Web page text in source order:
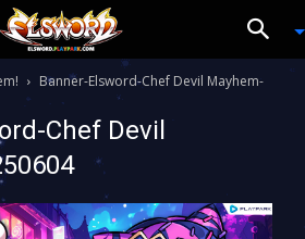
Banner-Elsword-Chef Devil Mayhem-
Chef Devil